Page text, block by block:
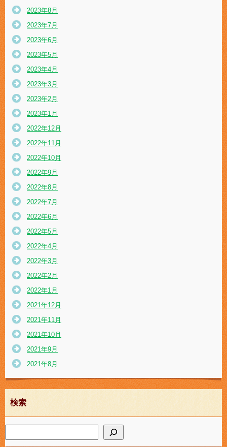
2023年8月
2023年7月
2023年6月
2023年5月
2023年4月
2023年3月
2023年2月
2023年1月
2022年12月
2022年11月
2022年10月
2022年9月
2022年8月
2022年7月
2022年6月
2022年5月
2022年4月
2022年3月
2022年2月
2022年1月
2021年12月
2021年11月
2021年10月
2021年9月
2021年8月
検索